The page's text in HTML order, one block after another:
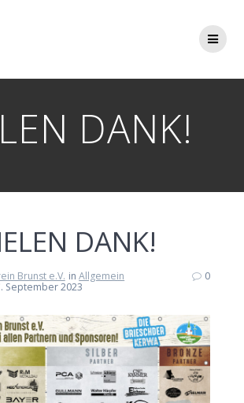
DANK!
DANK!
Brunst e.V. inAllgemein
September 2023
0